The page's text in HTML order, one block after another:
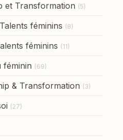
et Transformation (5)
féminins (8)
féminins (11)
féminin (69)
& Transformation (3)
(27)